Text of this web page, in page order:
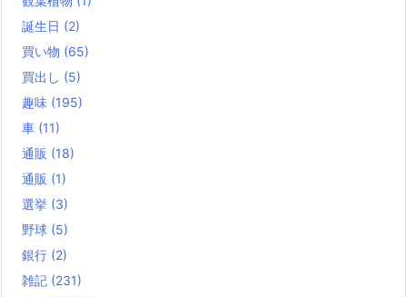
誕生日 (2)
買い物 (65)
買出し (5)
趣味 (195)
車 (11)
通販 (18)
通販 (1)
選挙 (3)
野球 (5)
銀行 (2)
雑記 (231)